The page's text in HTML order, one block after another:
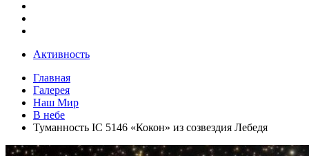
Активность
Главная
Галерея
Наш Мир
В небе
Туманность IC 5146 «Кокон» из созвездия Лебедя